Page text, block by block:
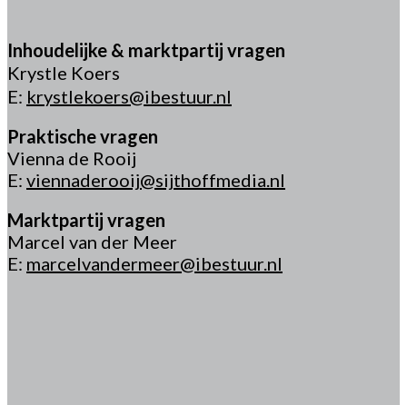
Inhoudelijke & marktpartij vragen
Krystle Koers
E: krystlekoers@ibestuur.nl
Praktische vragen
Vienna de Rooij
E: viennaderooij@sijthoffmedia.nl
Marktpartij vragen
Marcel van der Meer
E: marcelvandermeer@ibestuur.nl